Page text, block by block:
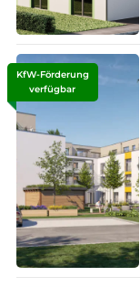
KfW-Förderung
verfügbar